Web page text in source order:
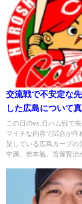
交流戦で不安定な
した広島について
笘篠が語る2018年
この日のvs.日ハム戦で
マイチな内容で試合が作
呈している広島カープの
中満、岩本勉、笘篠賢治